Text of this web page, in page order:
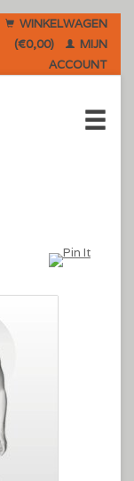
WINKELWAGEN
(€0,00)
MIJN
ACCOUNT